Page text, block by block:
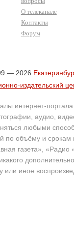
О телеканале
Контакты
Форум
— 2026
издательский
интернет-
аудио,
любыми
по объёму и срокам
газета», «Радио
или иное